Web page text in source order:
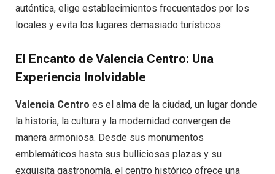
auténtica, elige establecimientos frecuentados por los
locales y evita los lugares demasiado turísticos.
El Encanto de Valencia Centro: Una
Experiencia Inolvidable
Valencia Centro es el alma de la ciudad, un lugar donde
la historia, la cultura y la modernidad convergen de
manera armoniosa. Desde sus monumentos
emblemáticos hasta sus bulliciosas plazas y su
exquisita gastronomía, el centro histórico ofrece una